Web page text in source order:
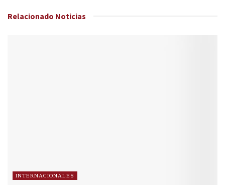
Relacionado Noticias
INTERNACIONALES